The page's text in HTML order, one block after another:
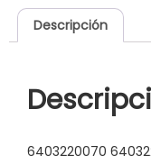
Descripción
6403220070